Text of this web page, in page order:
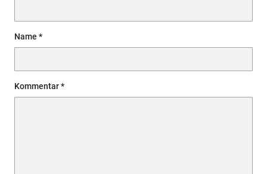
Name
Kommentar